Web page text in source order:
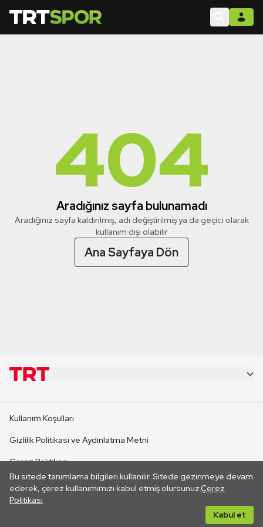
404
Aradığınız sayfa bulunamadı
Aradığınız sayfa kaldırılmış, adı değiştirilmiş ya da geçici olarak
kullanım dışı olabilir
Ana Sayfaya Dön
Bu sitede tanımlama bilgileri kullanılır. Sitede gezinmeye devam
ederek, çerez kullanımımızı kabul etmiş olursunuz.Çerez
Politikası
Kabul et
CANLI YAYINLAR
Kullanım Koşulları
Gizlilik Politikası ve Aydınlatma Metni
Çerez Politikası
İletişim
Her hakkı saklıdır. ©2026 TRT. Bağlantı yoluyla gidilen dış